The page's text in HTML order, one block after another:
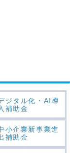
ジタル化・AI導
補助金
小企業新事業進
補助金